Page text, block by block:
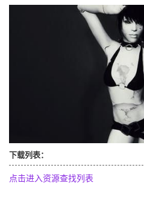
下载列表：
点击进入资源查找列表